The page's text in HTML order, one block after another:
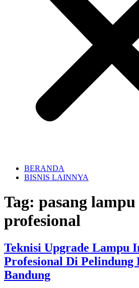
BERANDA
BISNIS LAINNYA
Tag: pasang
profesional
Teknisi Upgrade Lampu
Profesional Di Pelindung
Bandung